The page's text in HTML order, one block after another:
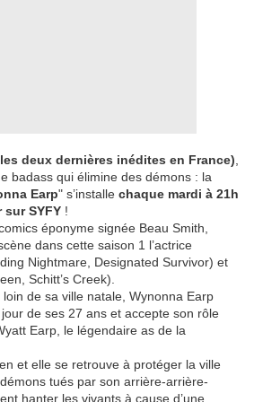
deux dernières inédites en France)
badass qui élimine des démons : la
Earp" s’installe chaque mardi à 21h
SYFY !
éponyme signée Beau Smith,
dans cette saison 1 l’actrice
Nightmare, Designated Survivor) et
Schitt’s Creek).
de sa ville natale, Wynonna Earp
de ses 27 ans et accepte son rôle
Earp, le légendaire as de la
et elle se retrouve à protéger la ville
tués par son arrière-arrière-
hanter les vivants à cause d’une